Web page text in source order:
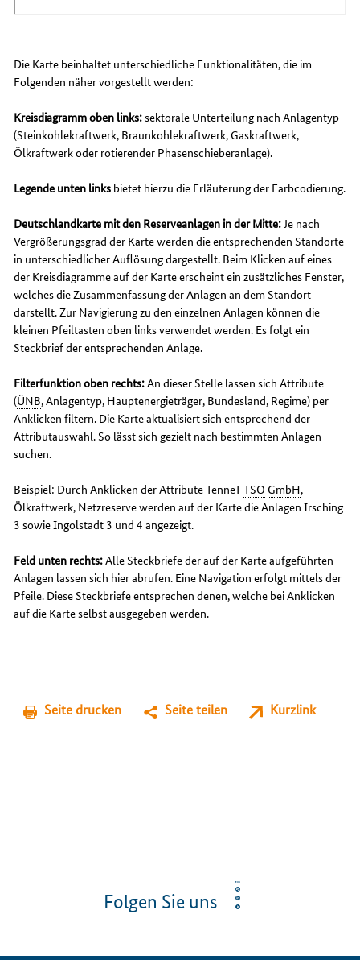
Die Karte beinhaltet unterschiedliche Funktionalitäten, die im
Folgenden näher vorgestellt werden:
Kreisdiagramm oben links:sektorale Unterteilung nach Anlagentyp
(Steinkohlekraftwerk, Braunkohlekraftwerk, Gaskraftwerk,
Ölkraftwerk oder rotierender Phasenschieberanlage).
Legende unten links bietet hierzu die Erläuterung der Farbcodierung.
Deutschlandkarte mit den Reserveanlagen in der Mitte:Je nach
Vergrößerungsgrad der Karte werden die entsprechenden Standorte
in unterschiedlicher Auflösung dargestellt. Beim Klicken auf eines
der Kreisdiagramme auf der Karte erscheint ein zusätzliches Fenster,
welches die Zusammenfassung der Anlagen an dem Standort
darstellt. Zur Navigierung zu den einzelnen Anlagen können die
kleinen Pfeiltasten oben links verwendet werden. Es folgt ein
Steckbrief der entsprechenden Anlage.
Filterfunktion oben rechts:An dieser Stelle lassen sich Attribute
(ÜNB, Anlagentyp, Hauptenergieträger, Bundesland, Regime) per
Anklicken filtern. Die Karte aktualisiert sich entsprechend der
Attributauswahl. So lässt sich gezielt nach bestimmten Anlagen
suchen.
Beispiel: Durch Anklicken der Attribute TenneTTSO GmbH,
Ölkraftwerk, Netzreserve werden auf der Karte die Anlagen Irsching
3 sowie Ingolstadt 3 und 4 angezeigt.
Feld unten rechts:Alle Steckbriefe der auf der Karte aufgeführten
Anlagen lassen sich hier abrufen. Eine Navigation erfolgt mittels der
Pfeile. Diese Steckbriefe entsprechen denen, welche bei Anklicken
auf die Karte selbst ausgegeben werden.
Seite drucken Seite teilen Kurzlink
Folgen Sie uns